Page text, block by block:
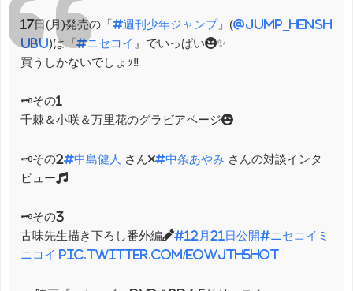
17日(月)発売の「#週刊少年ジャンプ」(@jump_hensh
ubu)は『#ニセコイ 』でいっぱい😆✨
買うしかないでしょｯ‼️
🗝️その1
千棘＆小咲＆万里花のグラビアページ😍
🗝️その2#中島健人 さん×#中条あやみ さんの対談インタ
ビュー🎵
🗝️その3
古味先生描き下ろし番外編✏️#12月21日公開#ニセコイミ
ニコイ pic.twitter.com/EoWJTh5HoT